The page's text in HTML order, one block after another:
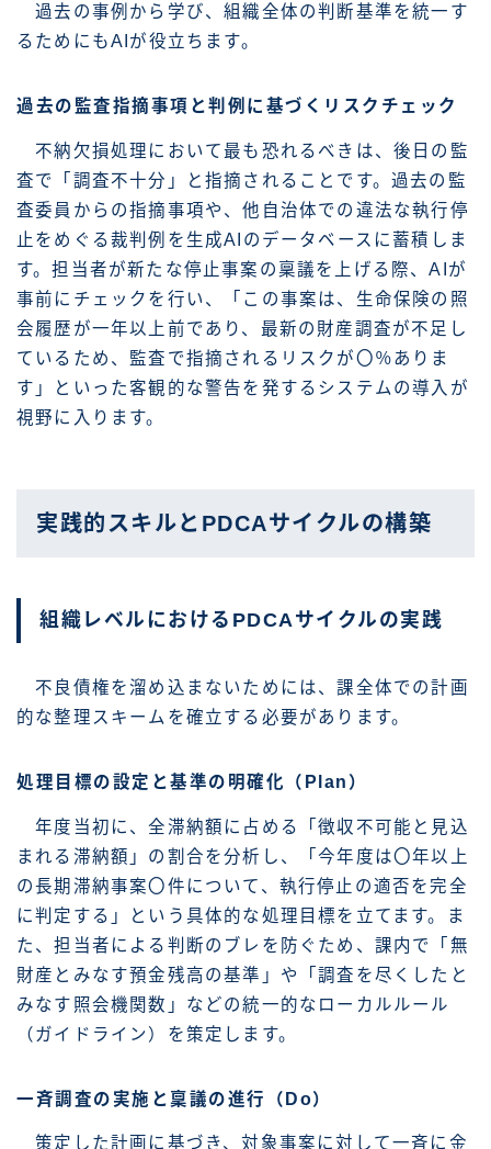
過去の事例から学び、組織全体の判断基準を統一す
るためにもAIが役立ちます。
過去の監査指摘事項と判例に基づくリスクチェック
不納欠損処理において最も恐れるべきは、後日の監
査で「調査不十分」と指摘されることです。過去の監
査委員からの指摘事項や、他自治体での違法な執行停
止をめぐる裁判例を生成AIのデータベースに蓄積しま
す。担当者が新たな停止事案の稟議を上げる際、AIが
事前にチェックを行い、「この事案は、生命保険の照
会履歴が一年以上前であり、最新の財産調査が不足し
ているため、監査で指摘されるリスクが〇％ありま
す」といった客観的な警告を発するシステムの導入が
視野に入ります。
実践的スキルとPDCAサイクルの構築
組織レベルにおけるPDCAサイクルの実践
不良債権を溜め込まないためには、課全体での計画
的な整理スキームを確立する必要があります。
処理目標の設定と基準の明確化（Plan）
年度当初に、全滞納額に占める「徴収不可能と見込
まれる滞納額」の割合を分析し、「今年度は〇年以上
の長期滞納事案〇件について、執行停止の適否を完全
に判定する」という具体的な処理目標を立てます。ま
た、担当者による判断のブレを防ぐため、課内で「無
財産とみなす預金残高の基準」や「調査を尽くしたと
みなす照会機関数」などの統一的なローカルルール
（ガイドライン）を策定します。
一斉調査の実施と稟議の進行（Do）
策定した計画に基づき、対象事案に対して一斉に金